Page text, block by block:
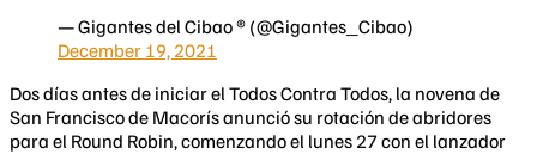
— Gigantes del Cibao ® (@Gigantes_Cibao)
December 19, 2021
Dos días antes de iniciar el Todos Contra Todos, la novena de
San Francisco de Macorís anunció su rotación de abridores
para el Round Robin, comenzando el lunes 27 con el lanzador